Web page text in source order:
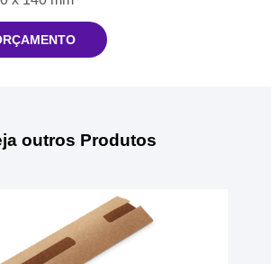
outros Produtos